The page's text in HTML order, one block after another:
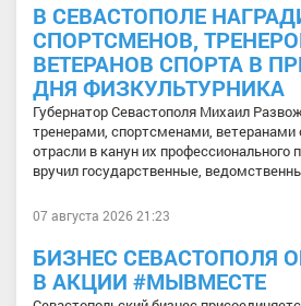
В СЕВАСТОПОЛЕ
СПОРТСМЕНОВ,
ВЕТЕРАНОВ СПОРТА В
ДНЯ ФИЗКУЛЬТУРНИКА
Губернатор Севастополя Михаил
тренерами, спортсменами, ветеранами
отрасли в канун их профессионального
вручил государственные,
07 августа 2026 21:23
БИЗНЕС СЕВАСТОПОЛЯ
В АКЦИИ #МЫВМЕСТЕ